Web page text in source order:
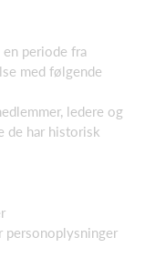
periode fra
med følgende
ledere og
de har historisk
personoplysninger